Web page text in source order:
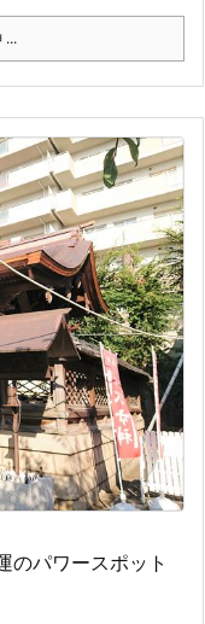
...
のパワースポット